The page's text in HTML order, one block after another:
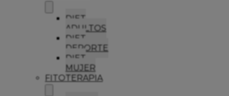
DIET
ADULTOS
DIET
DEPORTE
DIET
MUJER
FITOTERAPIA